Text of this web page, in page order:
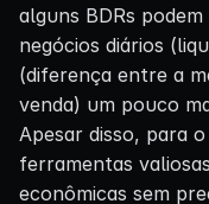
alguns BDRs
negócios diários
(diferença entre a
venda) um pouco
Apesar disso, para
ferramentas
econômicas sem